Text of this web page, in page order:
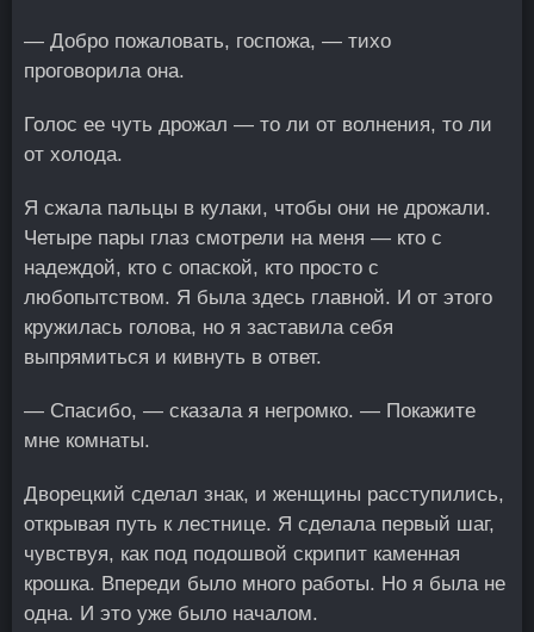
— Добро пожаловать, госпожа, — тихо
проговорила она.
Голос ее чуть дрожал — то ли от волнения, то ли
от холода.
Я сжала пальцы в кулаки, чтобы они не дрожали.
Четыре пары глаз смотрели на меня — кто с
надеждой, кто с опаской, кто просто с
любопытством. Я была здесь главной. И от этого
кружилась голова, но я заставила себя
выпрямиться и кивнуть в ответ.
— Спасибо, — сказала я негромко. — Покажите
мне комнаты.
Дворецкий сделал знак, и женщины расступились,
открывая путь к лестнице. Я сделала первый шаг,
чувствуя, как под подошвой скрипит каменная
крошка. Впереди было много работы. Но я была не
одна. И это уже было началом.